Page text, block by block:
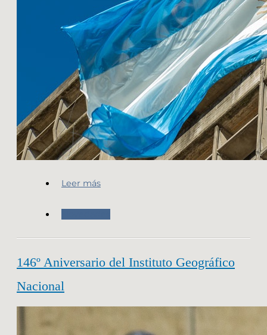
Leer más
146º Aniversario del Instituto Geográfico
Nacional